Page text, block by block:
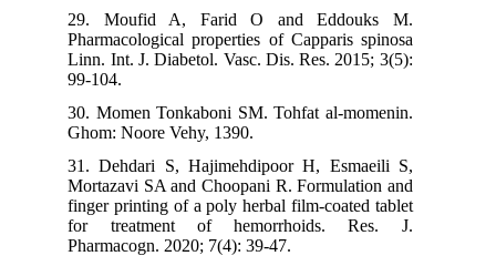
29. Moufid A, Farid O and Eddouks M.
Pharmacological properties of Capparis spinosa
Linn. Int. J. Diabetol. Vasc. Dis. Res. 2015; 3(5):
99-104.
30. Momen Tonkaboni SM. Tohfat al-momenin.
Ghom: Noore Vehy, 1390.
31. Dehdari S, Hajimehdipoor H, Esmaeili S,
Mortazavi SA and Choopani R. Formulation and
finger printing of a poly herbal film-coated tablet
for treatment of hemorrhoids. Res. J.
Pharmacogn. 2020; 7(4): 39-47.